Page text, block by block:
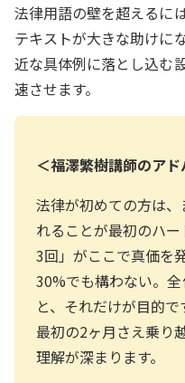
法律用語の壁を超えるに
テキストが大きな助けに
近な具体例に落とし込む
速させます。
＜福澤繁樹講師のア
法律が初めての方は
れることが最初のハ
3回」がここで真価を
30%でも構わない。
と、それだけが目的
最初の2ヶ月さえ乗り
理解が深まります。